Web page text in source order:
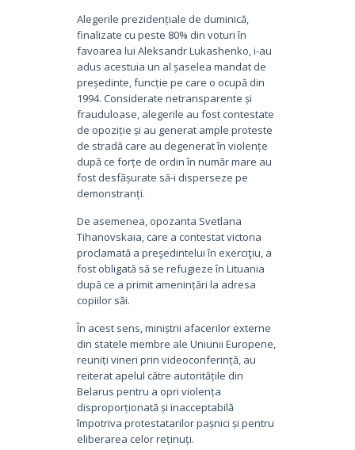
Alegerile prezidențiale de duminică,
finalizate cu peste 80% din voturi în
favoarea lui Aleksandr Lukashenko, i-au
adus acestuia un al șaselea mandat de
președinte, funcție pe care o ocupă din
1994. Considerate netransparente și
frauduloase, alegerile au fost contestate
de opoziție și au generat ample proteste
de stradă care au degenerat în violențe
după ce forțe de ordin în număr mare au
fost desfășurate să-i disperseze pe
demonstranți.
De asemenea, opozanta Svetlana
Tihanovskaia, care a contestat victoria
proclamată a preşedintelui în exerciţiu, a
fost obligată să se refugieze în Lituania
după ce a primit amenințări la adresa
copiilor săi.
În acest sens, miniștrii afacerilor externe
din statele membre ale Uniunii Europene,
reuniți vineri prin videoconferință, au
reiterat apelul către autoritățile din
Belarus pentru a opri violența
disproporționată și inacceptabilă
împotriva protestatarilor pașnici și pentru
eliberarea celor reținuți.